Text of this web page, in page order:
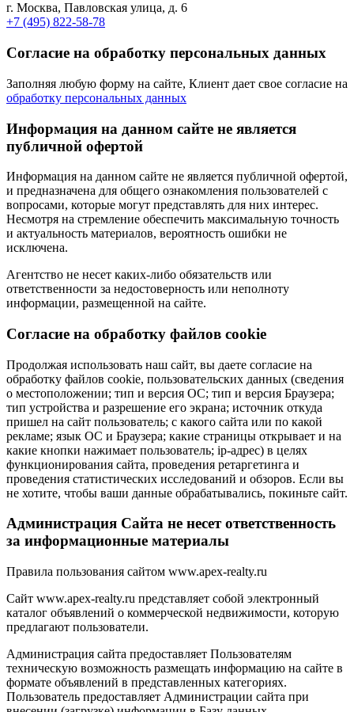
г. Москва, Павловская улица, д. 6
+7 (495) 822-58-78
Согласие на обработку персональных данных
Заполняя любую форму на сайте, Клиент дает свое согласие на
обработку персональных данных
Информация на данном сайте не является
публичной офертой
Информация на данном сайте не является публичной офертой,
и предназначена для общего ознакомления пользователей с
вопросами, которые могут представлять для них интерес.
Несмотря на стремление обеспечить максимальную точность
и актуальность материалов, вероятность ошибки не
исключена.
Агентство не несет каких-либо обязательств или
ответственности за недостоверность или неполноту
информации, размещенной на сайте.
Cогласие на обработку файлов cookie
Продолжая использовать наш сайт, вы даете согласие на
обработку файлов cookie, пользовательских данных (сведения
о местоположении; тип и версия ОС; тип и версия Браузера;
тип устройства и разрешение его экрана; источник откуда
пришел на сайт пользователь; с какого сайта или по какой
рекламе; язык ОС и Браузера; какие страницы открывает и на
какие кнопки нажимает пользователь; ip-адрес) в целях
функционирования сайта, проведения ретаргетинга и
проведения статистических исследований и обзоров. Если вы
не хотите, чтобы ваши данные обрабатывались, покиньте сайт.
Администрация Сайта не несет ответственность
за информационные материалы
Правила пользования сайтом www.apex-realty.ru
Сайт www.apex-realty.ru представляет собой электронный
каталог объявлений о коммерческой недвижимости, которую
предлагают пользователи.
Администрация сайта предоставляет Пользователям
техническую возможность размещать информацию на сайте в
формате объявлений в представленных категориях.
Пользователь предоставляет Администрации сайта при